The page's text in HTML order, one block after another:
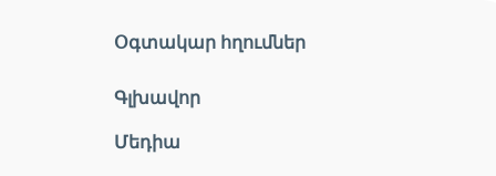
Օգտակար հղումներ
Գլխավոր
Մեդիա